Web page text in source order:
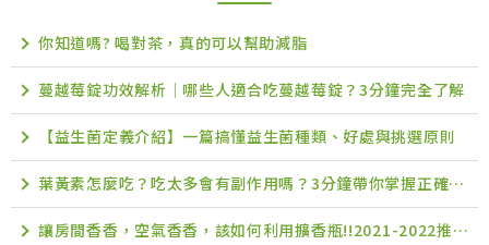
你知道嗎? 喝對茶，真的可以幫助減脂
蔓越莓錠功效解析｜哪些人適合吃蔓越莓錠？3分鐘完全了解
【益生菌定義介紹】一篇搞懂益生菌種類、好處與挑選原則
葉黃素怎麼吃？吃太多會有副作用嗎？3分鐘帶你掌握正確葉黃素吃法
讓房間香香，空氣香香，該如何利用擴香瓶!!2021-2022推薦品牌 精油補充 PTT Dcard